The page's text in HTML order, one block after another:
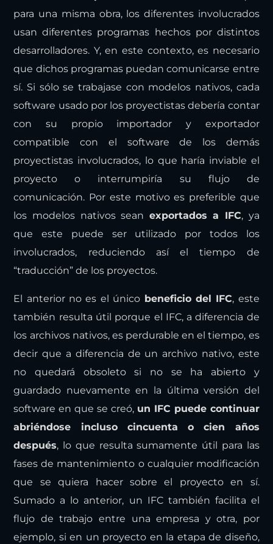
para una misma obra, los diferentes involucrados
usan diferentes programas hechos por distintos
desarrolladores. Y, en este contexto, es necesario
que dichos programas puedan comunicarse entre
sí. Si sólo se trabajase con modelos nativos, cada
software usado por los proyectistas debería contar
con su propio importador y exportador
compatible con el software de los demás
proyectistas involucrados, lo que haría inviable el
proyecto o interrumpiría su flujo de
comunicación. Por este motivo es preferible que
los modelos nativos sean exportados a IFC, ya
que este puede ser utilizado por todos los
involucrados, reduciendo así el tiempo de
“traducción” de los proyectos.
El anterior no es el único beneficio del IFC, este
también resulta útil porque el IFC, a diferencia de
los archivos nativos, es perdurable en el tiempo, es
decir que a diferencia de un archivo nativo, este
no quedará obsoleto si no se ha abierto y
guardado nuevamente en la última versión del
software en que se creó, un IFC puede continuar
abriéndose incluso cincuenta o cien años
después, lo que resulta sumamente útil para las
fases de mantenimiento o cualquier modificación
que se quiera hacer sobre el proyecto en sí.
Sumado a lo anterior, un IFC también facilita el
flujo de trabajo entre una empresa y otra, por
ejemplo, si en un proyecto en la etapa de diseño,